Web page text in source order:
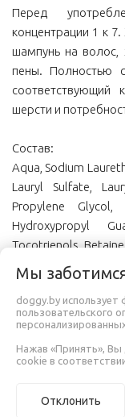
Перед
концентрации 1 к
шампунь на волос,
пены. Полностью
соответствующий
шерсти и
Состав:
Aqua, Sodium
Lauryl Sulfate,
Propylene Glycol,
Hydroxypropyl
Tocotrienols,
Punica Granatum
Назначение
Мы
doggy.by
пользовательского
Нажав «Принять», Вы
cookie в
Отклонить